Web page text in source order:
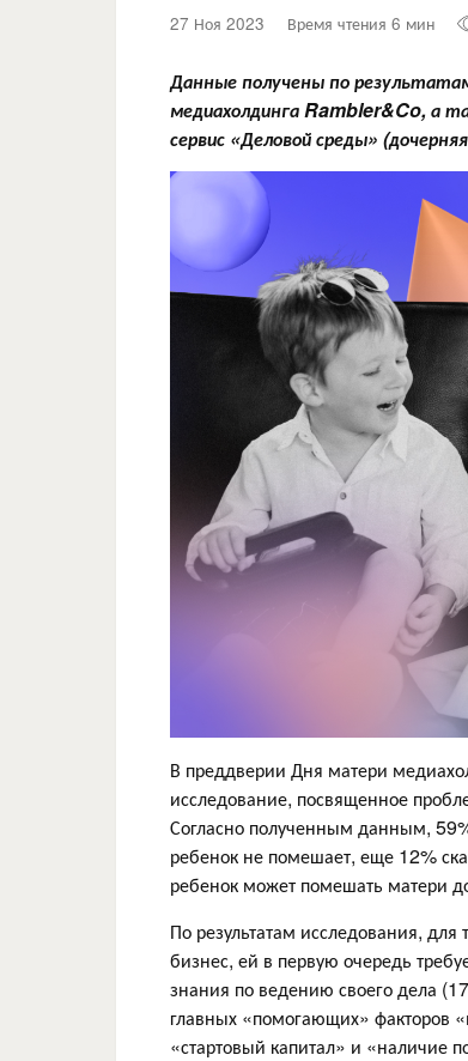
27 Ноя 2023 Время чтения 6 мин
Данные получены по
медиахолдинга Rambler&Co, а
сервис «Деловой среды»
В преддверии Дня матери
исследование, посвященное
Согласно полученным данным,
ребенок не помешает, еще 12%
ребенок может помешать матери
По результатам исследования,
бизнес, ей в первую очередь
знания по ведению своего дела
главных «помогающих»
«стартовый капитал» и